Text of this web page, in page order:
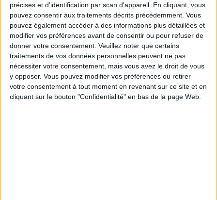
précises et d’identification par scan d'appareil. En cliquant, vous
pouvez consentir aux traitements décrits précédemment. Vous
pouvez également accéder à des informations plus détaillées et
modifier vos préférences avant de consentir ou pour refuser de
donner votre consentement. Veuillez noter que certains
traitements de vos données personnelles peuvent ne pas
nécessiter votre consentement, mais vous avez le droit de vous
y opposer. Vous pouvez modifier vos préférences ou retirer
votre consentement à tout moment en revenant sur ce site et en
cliquant sur le bouton "Confidentialité" en bas de la page Web.
LES JONCS À MESSAGE D’ADELINE AFFRE